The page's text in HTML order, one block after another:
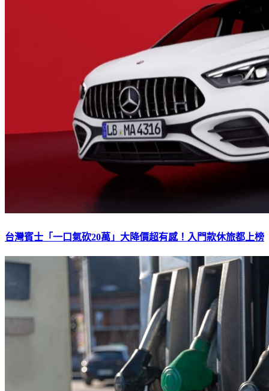
台灣賓士「一口氣砍20萬」大降價超有感！入門款休旅都上榜